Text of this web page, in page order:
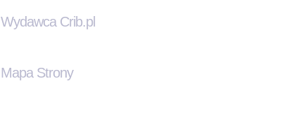
Wydawca Crib.pl
Mapa Strony